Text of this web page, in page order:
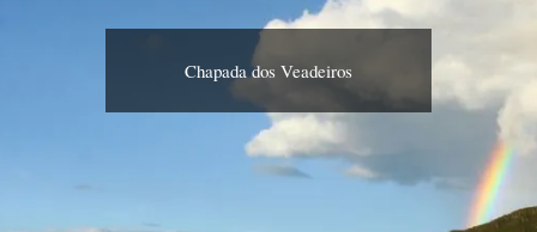
Chapada dos Veadeiros